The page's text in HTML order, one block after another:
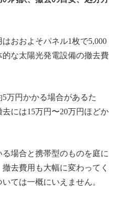
おおよそパネル1枚で5,000
な太陽光発電設備の撤去費
万円かかる場合があるた
には15万円〜20万円ほどか
場合と携帯型のものを庭に
去費用も大幅に変わってく
ては一概にいえません。